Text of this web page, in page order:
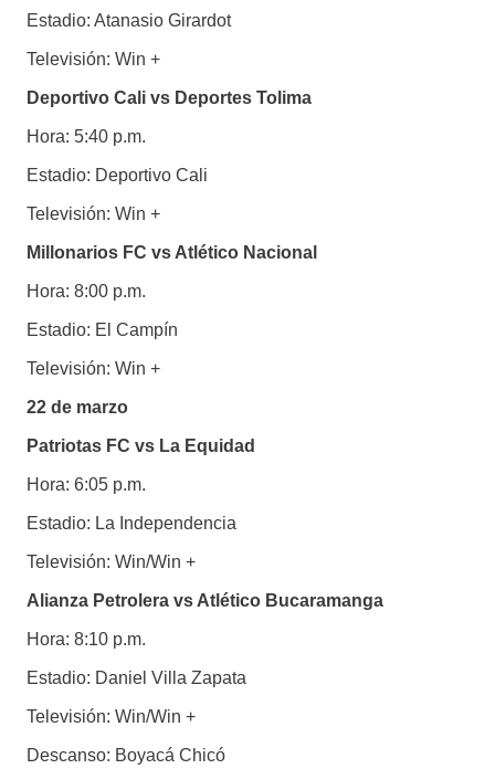
Estadio: Atanasio Girardot
Televisión: Win +
Deportivo Cali vs Deportes Tolima
Hora: 5:40 p.m.
Estadio: Deportivo Cali
Televisión: Win +
Millonarios FC vs Atlético Nacional
Hora: 8:00 p.m.
Estadio: El Campín
Televisión: Win +
22 de marzo
Patriotas FC vs La Equidad
Hora: 6:05 p.m.
Estadio: La Independencia
Televisión: Win/Win +
Alianza Petrolera vs Atlético Bucaramanga
Hora: 8:10 p.m.
Estadio: Daniel Villa Zapata
Televisión: Win/Win +
Descanso: Boyacá Chicó